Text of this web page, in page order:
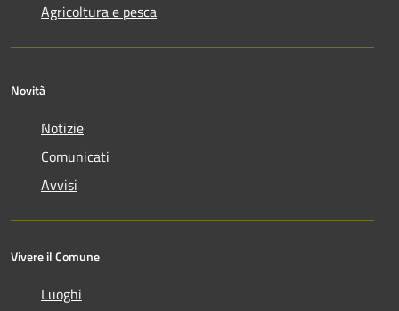
Agricoltura e pesca
Novità
Notizie
Comunicati
Avvisi
Vivere il Comune
Luoghi